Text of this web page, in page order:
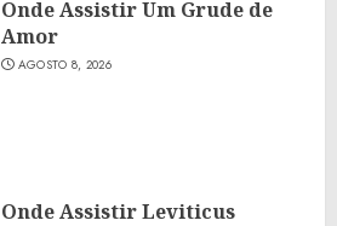
Onde Assistir Um Grude de
Amor
AGOSTO 8, 2026
Onde Assistir Leviticus